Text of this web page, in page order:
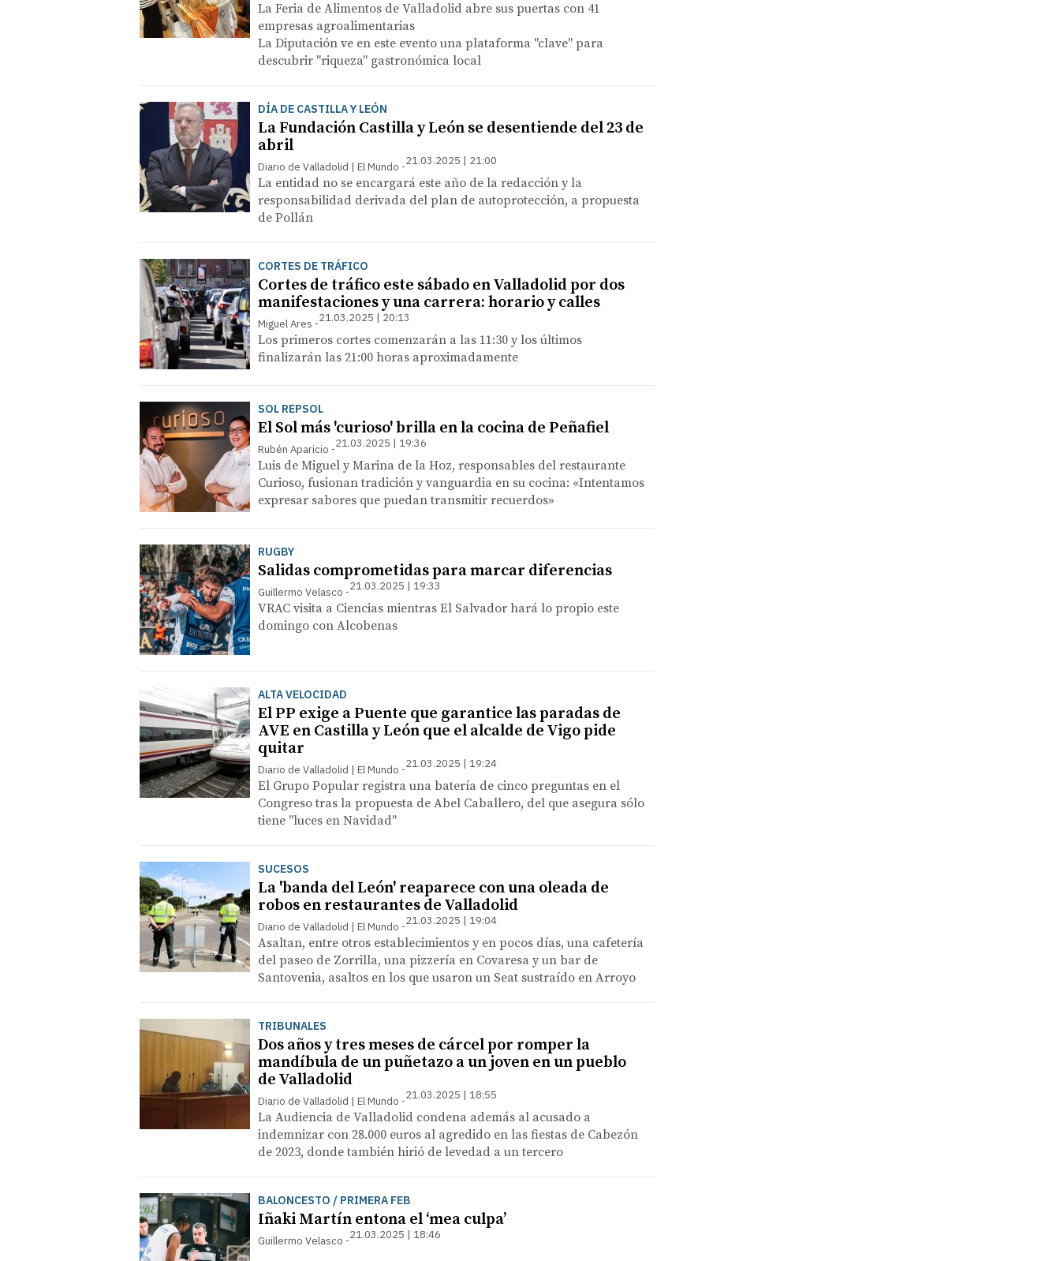
La Feria de Alimentos de Valladolid abre sus puertas con 41
empresas agroalimentarias
La Diputación ve en este evento una plataforma "clave" para
descubrir "riqueza" gastronómica local
DÍA DE CASTILLA Y LEÓN
La Fundación Castilla y León se desentiende del 23 de
abril
Diario de Valladolid | El Mundo 21.03.2025 | 21:00
La entidad no se encargará este año de la redacción y la
responsabilidad derivada del plan de autoprotección, a propuesta
de Pollán
CORTES DE TRÁFICO
Cortes de tráfico este sábado en Valladolid por dos
manifestaciones y una carrera: horario y calles
Miguel Ares 21.03.2025 | 20:13
Los primeros cortes comenzarán a las 11:30 y los últimos
finalizarán las 21:00 horas aproximadamente
SOL REPSOL
El Sol más 'curioso' brilla en la cocina de Peñafiel
Rubén Aparicio 21.03.2025 | 19:36
Luis de Miguel y Marina de la Hoz, responsables del restaurante
Curioso, fusionan tradición y vanguardia en su cocina: «Intentamos
expresar sabores que puedan transmitir recuerdos»
RUGBY
Salidas comprometidas para marcar diferencias
Guillermo Velasco 21.03.2025 | 19:33
VRAC visita a Ciencias mientras El Salvador hará lo propio este
domingo con Alcobenas
ALTA VELOCIDAD
El PP exige a Puente que garantice las paradas de
AVE en Castilla y León que el alcalde de Vigo pide
quitar
Diario de Valladolid | El Mundo 21.03.2025 | 19:24
El Grupo Popular registra una batería de cinco preguntas en el
Congreso tras la propuesta de Abel Caballero, del que asegura sólo
tiene "luces en Navidad"
SUCESOS
La 'banda del León' reaparece con una oleada de
robos en restaurantes de Valladolid
Diario de Valladolid | El Mundo 21.03.2025 | 19:04
Asaltan, entre otros establecimientos y en pocos días, una cafetería
del paseo de Zorrilla, una pizzería en Covaresa y un bar de
Santovenia, asaltos en los que usaron un Seat sustraído en Arroyo
TRIBUNALES
Dos años y tres meses de cárcel por romper la
mandíbula de un puñetazo a un joven en un pueblo
de Valladolid
Diario de Valladolid | El Mundo 21.03.2025 | 18:55
La Audiencia de Valladolid condena además al acusado a
indemnizar con 28.000 euros al agredido en las fiestas de Cabezón
de 2023, donde también hirió de levedad a un tercero
BALONCESTO / PRIMERA FEB
Iñaki Martín entona el ‘mea culpa’
Guillermo Velasco 21.03.2025 | 18:46